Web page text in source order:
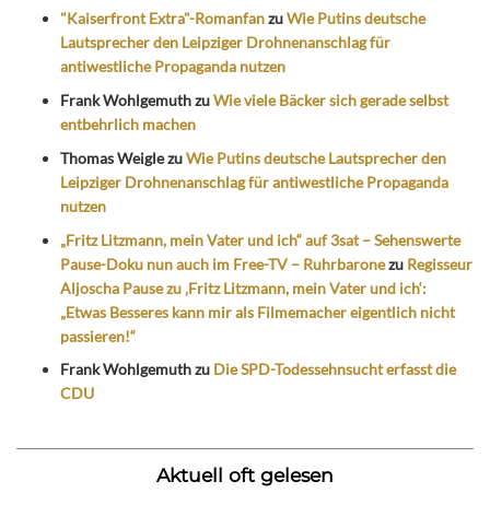
"Kaiserfront Extra"-RomanfanzuWie Putins deutsche
Lautsprecher den Leipziger Drohnenanschlag für
antiwestliche Propaganda nutzen
Frank WohlgemuthzuWie viele Bäcker sich gerade selbst
entbehrlich machen
Thomas WeiglezuWie Putins deutsche Lautsprecher den
Leipziger Drohnenanschlag für antiwestliche Propaganda
nutzen
„Fritz Litzmann, mein Vater und ich“ auf 3sat – Sehenswerte
Pause-Doku nun auch im Free-TV – Ruhrbaronezu Regisseur
Aljoscha Pause zu ‚Fritz Litzmann, mein Vater und ich‘:
„Etwas Besseres kann mir als Filmemacher eigentlich nicht
passieren!“
Frank Wohlgemuthzu Die SPD-Todessehnsucht erfasst die
CDU
Aktuell oft gelesen